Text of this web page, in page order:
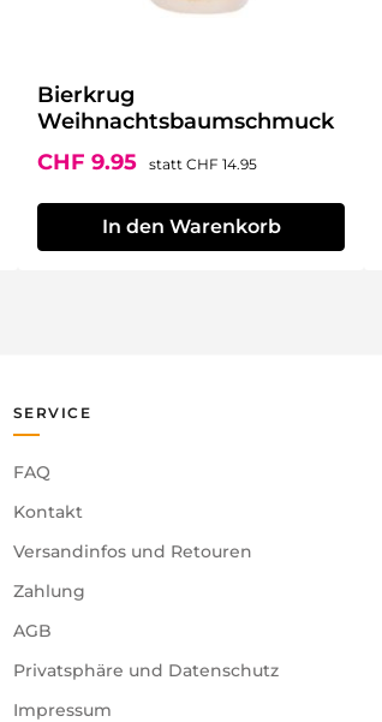
Bierkrug
Weihnachtsbaumschmuck
Verkaufspreis:
CHF 9.95 statt Regulärer Preis:
CHF 14.95
In den Warenkorb
SERVICE
FAQ
Kontakt
Versandinfos und Retouren
Zahlung
AGB
Privatsphäre und Datenschutz
Impressum